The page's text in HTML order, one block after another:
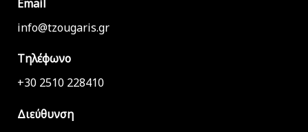
Email
info@tzougaris.gr
Τηλέφωνο
+30 2510 228410
Διεύθυνση